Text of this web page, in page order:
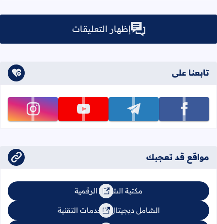
إظهار التعليقات
تابعنا على
تابعنا على facebook تابعنا على telegram تابعنا على youtube تابعنا على instagram
مواقع قد تعجبك
مكتبة الشامل الرقمية
الشامل ديجيتال للخدمات التقنية